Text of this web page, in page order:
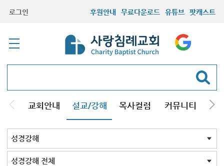
로그인 후원안내 무료다운로드 유튜브 팟캐스트
교회안내 설교/강해 목사컬럼 커뮤니티 기
주일설교
성경강해
시리즈설교
기타방송
성경강해 전체